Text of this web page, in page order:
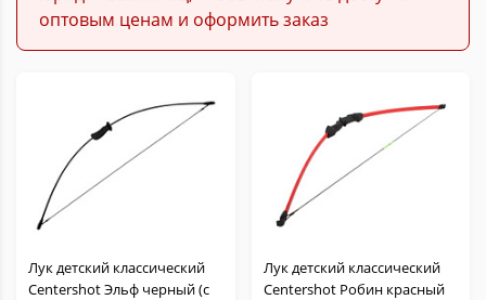
оптовым ценам и оформить заказ
Лук детский классический
Centershot Эльф черный (с
Лук детский классический
Centershot Робин красный